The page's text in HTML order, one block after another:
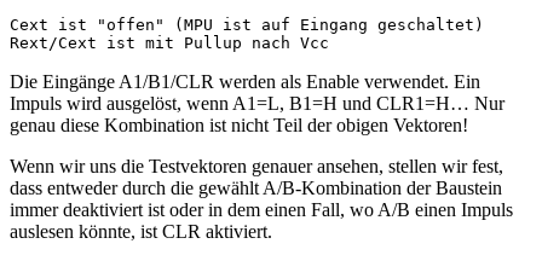
Cext ist "offen" (MPU ist auf Eingang geschaltet)
Die Eingänge A1/B1/CLR werden als Enable verwendet. Ein
Impuls wird ausgelöst, wenn A1=L, B1=H und CLR1=H… Nur
genau diese Kombination ist nicht Teil der obigen Vektoren!
Wenn wir uns die Testvektoren genauer ansehen, stellen wir fest,
dass entweder durch die gewählt A/B-Kombination der Baustein
immer deaktiviert ist oder in dem einen Fall, wo A/B einen Impuls
auslesen könnte, ist CLR aktiviert.